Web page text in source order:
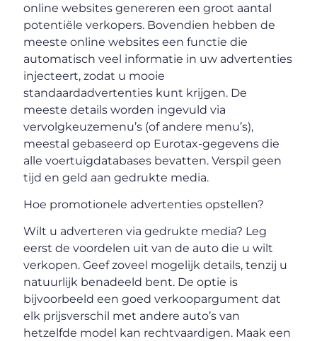
online websites genereren een groot aantal
potentiële verkopers. Bovendien hebben de
meeste online websites een functie die
automatisch veel informatie in uw advertenties
injecteert, zodat u mooie
standaardadvertenties kunt krijgen. De
meeste details worden ingevuld via
vervolgkeuzemenu’s (of andere menu’s),
meestal gebaseerd op Eurotax-gegevens die
alle voertuigdatabases bevatten. Verspil geen
tijd en geld aan gedrukte media.
Hoe promotionele advertenties opstellen?
Wilt u adverteren via gedrukte media? Leg
eerst de voordelen uit van de auto die u wilt
verkopen. Geef zoveel mogelijk details, tenzij u
natuurlijk benadeeld bent. De optie is
bijvoorbeeld een goed verkoopargument dat
elk prijsverschil met andere auto’s van
hetzelfde model kan rechtvaardigen. Maak een